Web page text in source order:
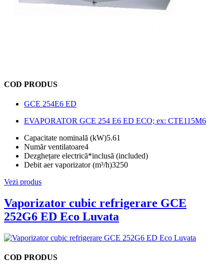
COD PRODUS
GCE 254E6 ED
EVAPORATOR GCE 254 E6 ED ECO; ex: CTE115M6
Capacitate nominală (kW)5.61
Număr ventilatoare4
Dezghețare electrică*inclusă (included)
Debit aer vaporizator (m³/h)3250
Vezi produs
Vaporizator cubic refrigerare GCE
252G6 ED Eco Luvata
COD PRODUS